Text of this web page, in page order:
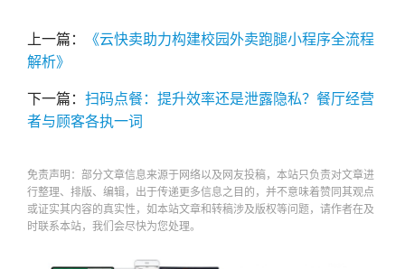
上一篇：
《云快卖助力构建校园外卖跑腿小程序全流程
解析》
下一篇： 扫码点餐：提升效率还是泄露隐私？餐厅经营
者与顾客各执一词
免责声明：部分文章信息来源于网络以及网友投稿，本站只负责对文章进
行整理、排版、编辑，出于传递更多信息之目的，并不意味着赞同其观点
或证实其内容的真实性，如本站文章和转稿涉及版权等问题，请作者在及
时联系本站，我们会尽快为您处理。